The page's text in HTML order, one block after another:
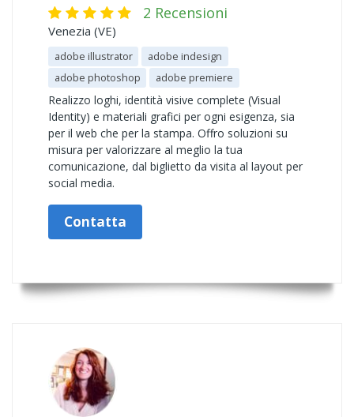
2 Recensioni
Venezia (VE)
adobe illustrator
adobe indesign
adobe photoshop
adobe premiere
Realizzo loghi, identità visive complete (Visual
Identity) e materiali grafici per ogni esigenza, sia
per il web che per la stampa. Offro soluzioni su
misura per valorizzare al meglio la tua
comunicazione, dal biglietto da visita al layout per
social media.
Contatta